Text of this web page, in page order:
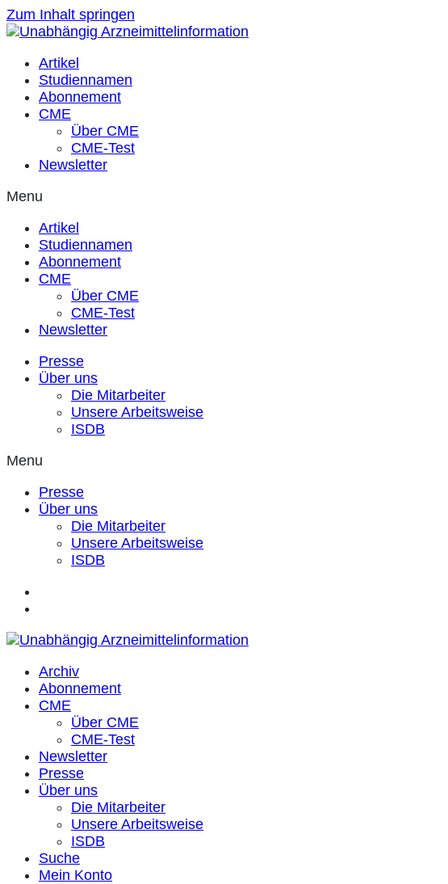
Zum Inhalt springen
Artikel
Studiennamen
Abonnement
CME
Über CME
CME-Test
Newsletter
Menu
Artikel
Studiennamen
Abonnement
CME
Über CME
CME-Test
Newsletter
Presse
Über uns
Die Mitarbeiter
Unsere Arbeitsweise
ISDB
Menu
Presse
Über uns
Die Mitarbeiter
Unsere Arbeitsweise
ISDB
Archiv
Abonnement
CME
Über CME
CME-Test
Newsletter
Presse
Über uns
Die Mitarbeiter
Unsere Arbeitsweise
ISDB
Suche
Mein Konto